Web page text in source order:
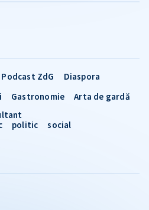
Podcast ZdG
Diaspora
Gastronomie
Arta de gardă
politic social